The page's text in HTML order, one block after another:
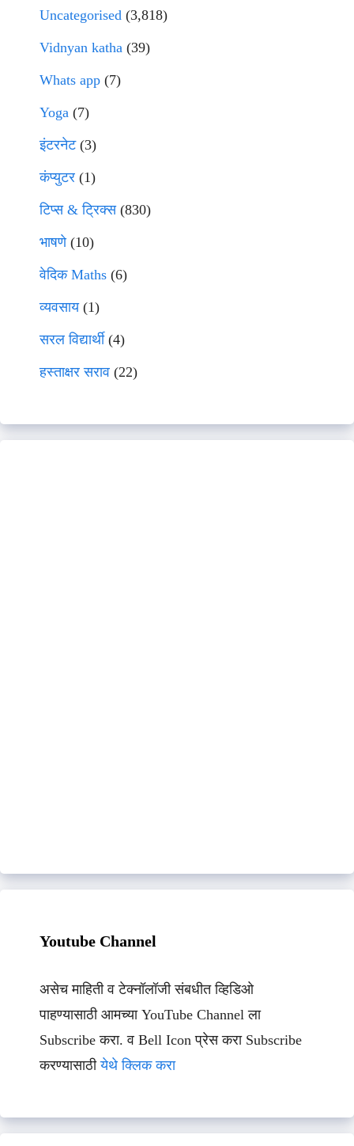
Uncategorised (3,818)
Vidnyan katha (39)
Whats app (7)
Yoga (7)
इंटरनेट(3)
कंप्युटर (1)
टिप्स & ट्रिक्स(830)
भाषणे(10)
वेदिक Maths (6)
व्यवसाय(1)
सरल विद्यार्थी(4)
हस्ताक्षर सराव (22)
Youtube Channel
असेच माहिती व टेक्नॉलॉजी संबधीत व्हिडिओ
पाहण्यासाठी आमच्या YouTube Channel ला
Subscribe करा. व Bell Icon प्रेस करा Subscribe
करण्यासाठीयेथे क्लिक करा